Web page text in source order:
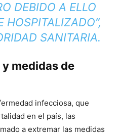
DEBIDO A ELLO
HOSPITALIZADO”,
SANITARIA.
medidas de
infecciosa, que
en el país, las
a extremar las medidas